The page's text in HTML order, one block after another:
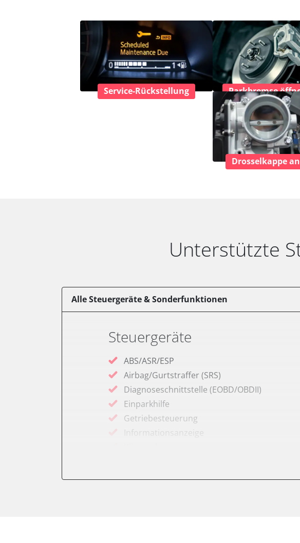
Service-Rückstellung Parkbremse
Drosselkappe
Unterstützte
Alle Steuergeräte & Sonderfunktionen
Steuergeräte
ABS/ASR/ESP
Airbag/Gurtstraffer (SRS)
Diagnoseschnittstelle (EOBD/OBDII)
Einparkhilfe
Getriebesteuerung
Informationsanzeige